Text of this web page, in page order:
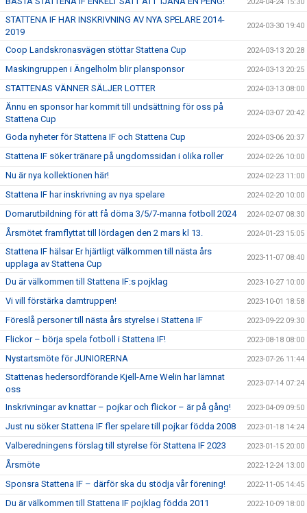
STATTENA IF HAR INSKRIVNING AV NYA SPELARE 2014-
2019
2024-03-30 19:40
Coop Landskronasvägen stöttar Stattena Cup 2024-03-13 20:28
Maskingruppen i Ängelholm blir plansponsor 2024-03-13 20:25
STATTENAS VÄNNER SÄLJER LOTTER 2024-03-13 08:00
Ännu en sponsor har kommit till undsättning för oss på
Stattena Cup
2024-03-07 20:42
Goda nyheter för Stattena IF och Stattena Cup 2024-03-06 20:37
Stattena IF söker tränare på ungdomssidan i olika roller 2024-02-26 10:00
Nu är nya kollektionen här! 2024-02-23 11:00
Stattena IF har inskrivning av nya spelare 2024-02-20 10:00
Domarutbildning för att få döma 3/5/7-manna fotboll 2024 2024-02-07 08:30
Årsmötet framflyttat till lördagen den 2 mars kl 13. 2024-01-23 15:05
Stattena IF hälsar Er hjärtligt välkommen till nästa års
upplaga av Stattena Cup
2023-11-07 08:40
Du är välkommen till Stattena IF:s pojklag 2023-10-27 10:00
Vi vill förstärka damtruppen! 2023-10-01 18:58
Föreslå personer till nästa års styrelse i Stattena IF 2023-09-22 09:30
Flickor – börja spela fotboll i Stattena IF! 2023-08-18 08:00
Nystartsmöte för JUNIORERNA 2023-07-26 11:44
Stattenas hedersordförande Kjell-Arne Welin har lämnat
oss
2023-07-14 07:24
Inskrivningar av knattar – pojkar och flickor – är på gång! 2023-04-09 09:50
Just nu söker Stattena IF fler spelare till pojkar födda 2008 2023-01-18 14:24
Valberedningens förslag till styrelse för Stattena IF 2023 2023-01-15 20:00
Årsmöte 2022-12-24 13:00
Sponsra Stattena IF – därför ska du stödja vår förening! 2022-11-05 14:45
Du är välkommen till Stattena IF pojklag födda 2011 2022-10-09 18:00